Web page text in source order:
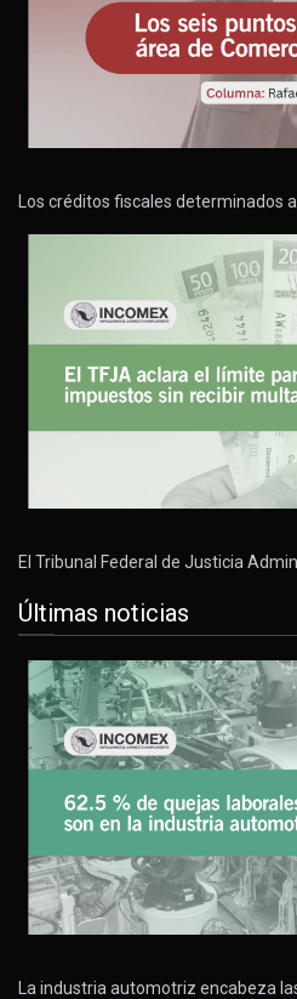
Los créditos fiscales determinados
El Tribunal Federal de Justicia
Últimas noticias
La industria automotriz encabeza